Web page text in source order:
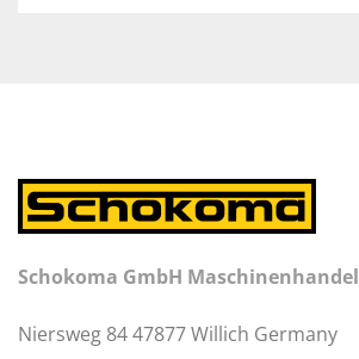
Schokoma GmbH Maschinenhandel
Niersweg 84 47877 Willich Germany